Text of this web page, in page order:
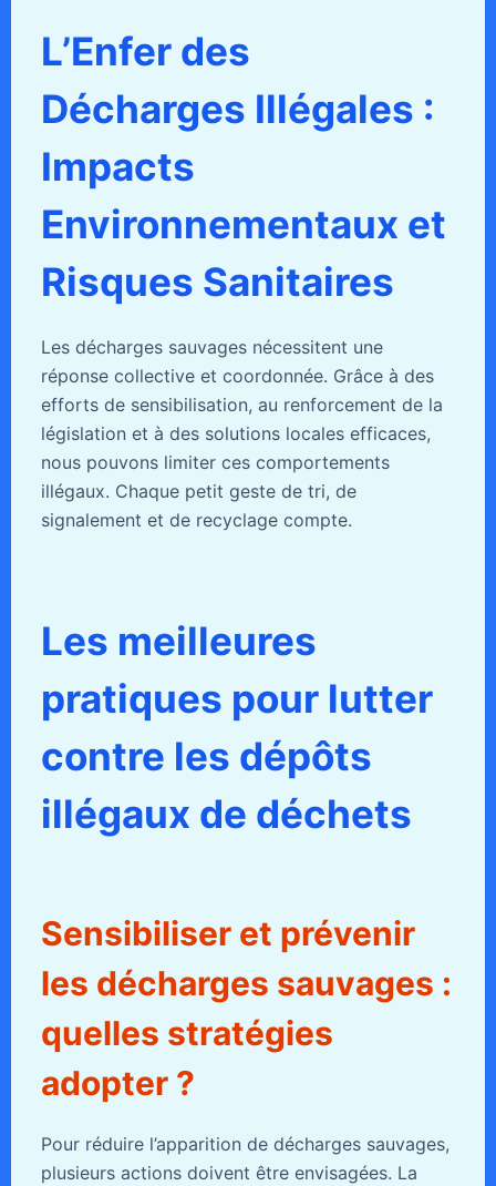
L’Enfer des
Décharges Illégales :
Impacts
Environnementaux et
Risques Sanitaires
Les décharges sauvages nécessitent une
réponse collective et coordonnée. Grâce à des
efforts de sensibilisation, au renforcement de la
législation et à des solutions locales efficaces,
nous pouvons limiter ces comportements
illégaux. Chaque petit geste de tri, de
signalement et de recyclage compte.
Les meilleures
pratiques pour lutter
contre les dépôts
illégaux de déchets
Sensibiliser et prévenir
les décharges sauvages :
quelles stratégies
adopter ?
Pour réduire l’apparition de décharges sauvages,
plusieurs actions doivent être envisagées. La